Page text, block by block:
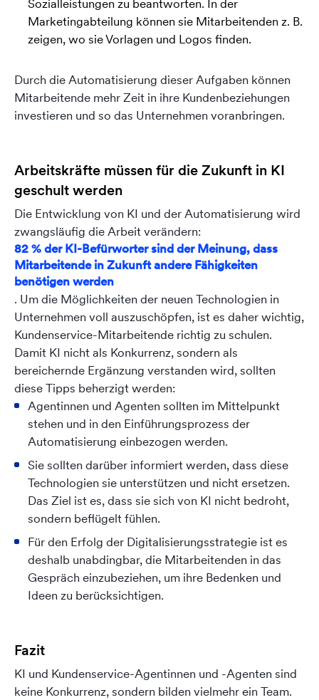
Sozialleistungen zu beantworten. In der
Marketingabteilung können sie Mitarbeitenden z. B.
zeigen, wo sie Vorlagen und Logos finden.
Durch die Automatisierung dieser Aufgaben können
Mitarbeitende mehr Zeit in ihre Kundenbeziehungen
investieren und so das Unternehmen voranbringen.
Arbeitskräfte müssen für die Zukunft in KI
geschult werden
Die Entwicklung von KI und der Automatisierung wird
zwangsläufig die Arbeit verändern:
82 % der KI-Befürworter sind der Meinung, dass
Mitarbeitende in Zukunft andere Fähigkeiten
benötigen werden
. Um die Möglichkeiten der neuen Technologien in
Unternehmen voll auszuschöpfen, ist es daher wichtig,
Kundenservice-Mitarbeitende richtig zu schulen.
Damit KI nicht als Konkurrenz, sondern als
bereichernde Ergänzung verstanden wird, sollten
diese Tipps beherzigt werden:
Agentinnen und Agenten sollten im Mittelpunkt
stehen und in den Einführungsprozess der
Automatisierung einbezogen werden.
Sie sollten darüber informiert werden, dass diese
Technologien sie unterstützen und nicht ersetzen.
Das Ziel ist es, dass sie sich von KI nicht bedroht,
sondern beflügelt fühlen.
Für den Erfolg der Digitalisierungsstrategie ist es
deshalb unabdingbar, die Mitarbeitenden in das
Gespräch einzubeziehen, um ihre Bedenken und
Ideen zu berücksichtigen.
Fazit
KI und Kundenservice-Agentinnen und -Agenten sind
keine Konkurrenz, sondern bilden vielmehr ein Team.